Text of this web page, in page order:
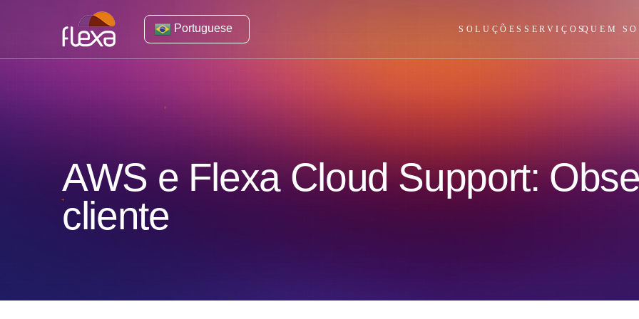
Portuguese SOLUÇÕES SERVIÇOSQUEM
AWS e Flexa Cloud Support:
cliente